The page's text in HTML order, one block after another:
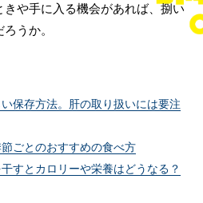
や手に入る機会があれば、捌い
うか。
保存方法。肝の取り扱いには要注
ごとのおすすめの食べ方
すとカロリーや栄養はどうなる？